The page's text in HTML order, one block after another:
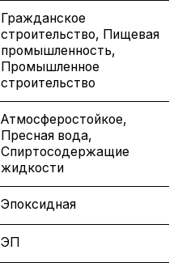
Гражданское
строительство, Пищевая
промышленность,
Промышленное
строительство
Атмосферостойкое,
Пресная вода,
Спиртосодержащие
жидкости
Эпоксидная
ЭП